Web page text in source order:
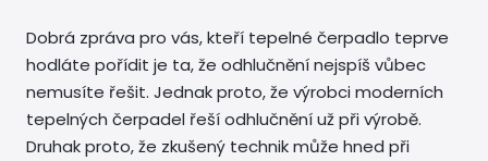
Dobrá zpráva pro vás, kteří tepelné čerpadlo teprve
hodláte pořídit je ta, že odhlučnění nejspíš vůbec
nemusíte řešit. Jednak proto, že výrobci moderních
tepelných čerpadel řeší odhlučnění už při výrobě.
Druhak proto, že zkušený technik může hned při